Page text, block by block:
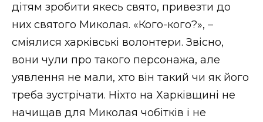
дітям зробити якесь свято, привезти до
них святого Миколая. «Кого-кого?», –
сміялися харківські волонтери. Звісно,
вони чули про такого персонажа, але
уявлення не мали, хто він такий чи як його
треба зустрічати. Ніхто на Харківщині не
начищав для Миколая чобітків і не